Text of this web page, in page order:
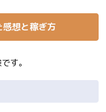
想と稼ぎ方
す。